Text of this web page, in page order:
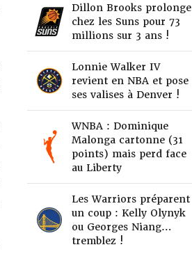
Dillon Brooks prolonge
chez les Suns pour 73
millions sur 3 ans !
Lonnie Walker IV
revient en NBA et pose
ses valises à Denver !
WNBA : Dominique
Malonga cartonne (31
points) mais perd face
au Liberty
Les Warriors préparent
un coup : Kelly Olynyk
ou Georges Niang…
tremblez !